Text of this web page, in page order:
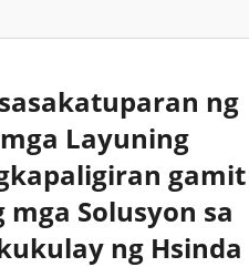
ng
mga Layuning
gamit
mga Solusyon sa
ng Hsinda